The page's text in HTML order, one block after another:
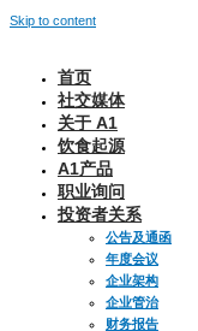
Skip to content
首页
社交媒体
关于 A1
饮食起源
A1产品
职业询问
投资者关系
公告及通函
年度会议
企业架构
企业管治
财务报告